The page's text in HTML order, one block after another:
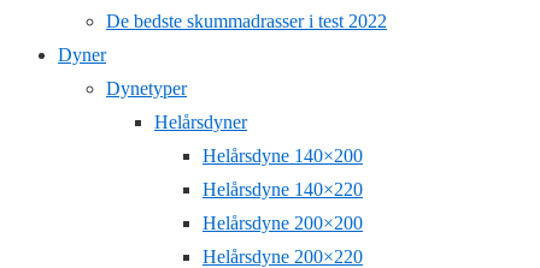
De bedste skummadrasser i test 2022
Dyner
Dynetyper
Helårsdyner
Helårsdyne 140×200
Helårsdyne 140×220
Helårsdyne 200×200
Helårsdyne 200×220